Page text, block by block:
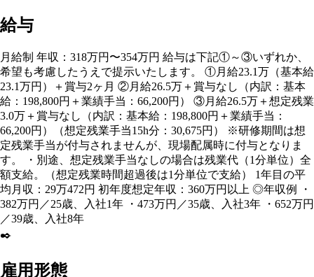
給与
月給制 年収：318万円〜354万円 給与は下記①～③いずれか、
希望も考慮したうえで提示いたします。 ①月給23.1万（基本給
23.1万円）＋賞与2ヶ月 ②月給26.5万＋賞与なし（内訳：基本
給：198,800円＋業績手当：66,200円） ③月給26.5万＋想定残業
3.0万＋賞与なし（内訳：基本給：198,800円＋業績手当：
66,200円）（想定残業手当15h分：30,675円） ※研修期間は想
定残業手当が付与されませんが、現場配属時に付与となりま
す。 ・別途、想定残業手当なしの場合は残業代（1分単位）全
額支給。（想定残業時間超過後は1分単位で支給） 1年目の平
均月収：29万472円 初年度想定年収：360万円以上 ◎年収例 ・
382万円／25歳、入社1年 ・473万円／35歳、入社3年 ・652万円
／39歳、入社8年
✒️
雇用形態